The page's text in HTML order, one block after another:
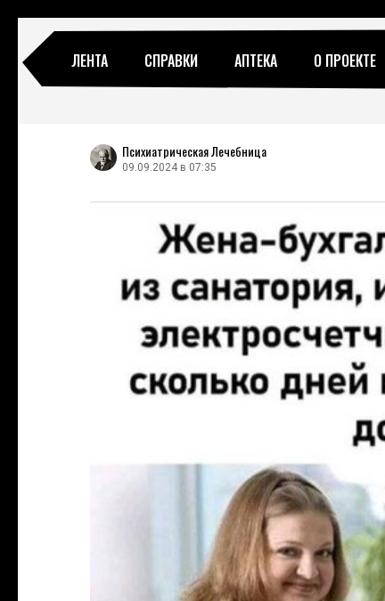
ЛЕНТА СПРАВКИ АПТЕКА О ПРОЕКТЕ
Психиатрическая Лечебница
09.09.2024 в 07:35